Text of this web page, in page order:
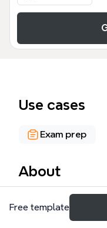
Use cases
Exam prep
About
Cette chronologie
professionnelle
Free template